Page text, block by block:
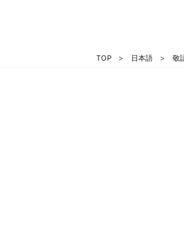
TOP 日本語 敬